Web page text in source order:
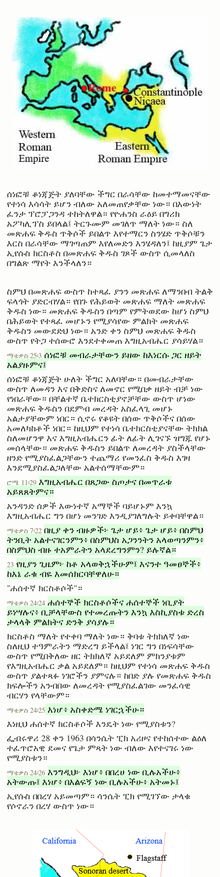
ሰነፎቹ ቆነጃጅት ያለባቸው ችግር በራሳቸው ከመተማመናቸው
የተነሳ እሳሳት ይሆን ብለው አለመጠየቃቸው ነው። በእውነት
ፈንታ ፕሮፓጋንዳ ተከትለዋል። የዮሐንስ ራዕይ በግሪክ
አፖካሊፕስ ይበላል፤ ትርጉሙም መገለጥ ማለት ነው። ስለ
መጽሐፍ ቅዱስ ጥቅሶች ይበልጥ እየተማርን ስንሄድ ጥቅሶቹን
እርስ በራሳቸው ማገጣጠም እየለመድን እንሄዳለን፤ ከዚያም ጌታ
ኢየሱስ ክርስቶስ በመጽሐፍ ቅዱስ ገጾች ውስጥ ሲመላለስ
በግልጽ ማየት እንችላለን።
ስምህ በመጽሐፍ ውስጥ ከተጻፈ ያንን መጽሐፍ ለማንበብ ትልቅ
ፍላጎት ያድርብሃል። የበጉ የሕይወት መጽሐፍ ማለት መጽሐፍ
ቅዱስ ነው። መጽሐፍ ቅዱስን በጣም የምትወደው ከሆነ ስምህ
በሕይወት የተጻፈ መሆኑን የሚያሳየው ምልክት መጽሐፍ
ቅዱስን መውደድህ ነው። አንድ ቀን ስምህ መጽሐፍ ቅዱስ
ውስጥ የትጋ ተሰውሮ እንደተቀመጠ እግዚአብሔር ያሳይሃል።
ማቴዎስ 25፡3 ሰነፎቹ መብራታቸውን ይዘው ከእነርሱ ጋር ዘይት
አልያዙምና፤
ሰነፎቹ ቆነጃጅት ሁለት ችግር አለባቸው። በመብራታቸው
ውስጥ ለመዳን እና በቅድስና ለመኖር የሚበቃ ዘይት ብቻ ነው
የነበራቸው። በቸልተኛ ቤተክርስቲያኖቻቸው ውስጥ ሆነው
መጽሐፍ ቅዱስን በደምብ መረዳት አስፈላጊ መሆኑ
አልታያቸውም ነበር። ሲኖሩ የቆዩት በሰው ጥቅሶችና በሰው
አመለካከቶች ነበር። ከዚህም የተነሳ ቤተክርስቲያናቸው ትክክል
ስለመሆንዋ እና እግዚአብሔርን ፊት ለፊት ሊገናኙ ዝግጁ የሆኑ
መሰላቸው። መጽሐፍ ቅዱስን ይበልጥ ለመረዳት ያስችላቸው
ዘንድ የሚያስፈልጋቸውን ተጨማሪ የመንፈስ ቅዱስ እገዛ
እንደሚያስፈልጋለቸው አልተሰማቸውም።
ሮሜ 11፡29 እግዚአብሔር በጸጋው ስጦታና በመጥራቱ
አይጸጸትምና።
አንዳንድ ሰዎች እውነተኛ አማኞች ባይሆኑም እንኳ
እግዚአብሔር ግን በሆነ መንገድ እንዲያገለግሉት ይቀባቸዋል።
ማቴዎስ 7፡22 በዚያ ቀን ብዙዎች፦ ጌታ ሆይ፥ ጌታ ሆይ፥ በስምህ
ትንቢት አልተናገርንምን፥ በስምህስ አጋንንትን አላወጣንምን፥
በስምህስ ብዙ ተአምራትን አላደረግንምን? ይሉኛል።
23 የዚያን ጊዜም፦ ከቶ አላወቅኋችሁም፤ እናንተ ዓመፀኞች፥
ከእኔ ራቁ ብዬ እመሰክርባቸዋለሁ።
"ሐሰተኛ ክርስቶሶች"።
ማቴዎስ 24፡24 ሐሰተኞች ክርስቶሶችና ሐሰተኞች ነቢያት
ይነሣሉና፥ ቢቻላቸውስ የተመረጡትን እንኳ እስኪያስቱ ድረስ
ታላላቅ ምልክትና ድንቅ ያሳያሉ።
ክርስቶስ ማለት የተቀባ ማለት ነው። ቅባቱ ትክክለኛ ነው
ስለዚህ ተዓምራትን ማድረግ ይችላል፤ ነገር ግን በነፍሳቸው
ውስጥ የሚበቅለው ዘር ትክክለኛ አይደለም ምክንያቱም
የእግዚአብሔር ቃል አይደለም። ከዚህም የተነሳ መጽሐፍ ቅዱስ
ውስጥ ያልተጻፉ ነገሮችን ያምናሉ። ከበድ ያሉ የመጽሐፍ ቅዱስ
ክፍሎችን አንብበው ለመረዳት የሚያስፈልገው መንፈሳዊ
ብርሃን የላቸውም።
ማቴዎስ 24፡25 እነሆ፥ አስቀድሜ ነገርኋችሁ።
እነዚህ ሐሰተኛ ክርስቶሶች እንዴት ነው የሚያስቱን?
ፌብሩዋሪ 28 ቀን 1963 በሳንሴት ፒክ አሪዞና የተከሰተው ልዕለ
ተፈጥሮአዊ ደመና የጌታ ምጻት ነው ብለው እየተናገሩ ነው
የሚያስቱን።
ማቴዎስ 24፡26 እንግዲህ፦ እነሆ፥ በበረሀ ነው ቢሉአችሁ፥
አትውጡ፤ እነሆ፥ በእልፍኝ ነው ቢሉአችሁ፥ አትመኑ፤
ኢየሱስ በበረሃ አይመጣም። ሳንሴት ፒክ የሚገኘው ታላቁ
የሶኖራን በረሃ ውስጥ ነው።